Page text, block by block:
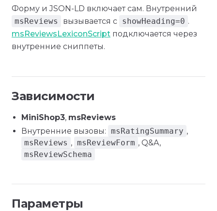
Форму и JSON-LD включает сам. Внутренний
msReviews
вызывается с showHeading=0 .
msReviewsLexiconScript подключается через
внутренние сниппеты.
Зависимости
MiniShop3, msReviews
Внутренние вызовы: msRatingSummary ,
msReviews , msReviewForm , Q&A,
msReviewSchema
Параметры